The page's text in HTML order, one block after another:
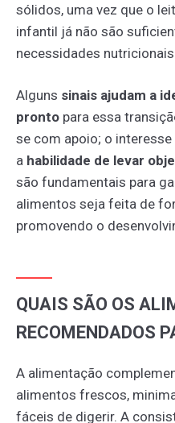
sólidos, uma vez que o
infantil já não são
necessidades nutricionais.
Alguns sinais ajudam a
pronto para essa
se com apoio; o
a habilidade de levar
são fundamentais para
alimentos seja feita de
promovendo o
QUAIS SÃO OS
RECOMENDADOS
A alimentação
alimentos frescos,
fáceis de digerir. A